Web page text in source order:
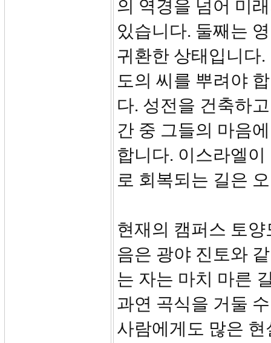
의 역경을 넘어 미
있습니다. 둘째는
귀환한 상태입니다
도의 씨를 뿌려야
다. 성전을 건축하
간 중 그들의 마음
합니다. 이스라엘
로 회복되는 길은
현재의 캠퍼스 토
음은 광야 진토와
는 자는 마치 마른
과연 곡식을 거둘
사람에게도 많은